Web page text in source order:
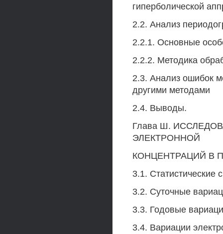
гиперболической
2.2. Анализ
2.2.1. Основные
2.2.2. Методика
2.3. Анализ ошибок
другими методами
2.4. Выводы.
Глава Ш.
ЭЛЕКТРОННОЙ
КОНЦЕНТРАЦИЙ В
3.1. Статистические
3.2. Суточные
3.3. Годовые
3.4. Вариации